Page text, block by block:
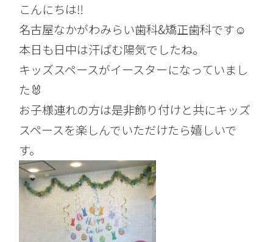
こんにちは‼︎
名古屋なかがわみらい歯科&矯正歯科です☺︎
本日も日中は汗ばむ陽気でしたね。
キッズスペースがイースターになっていまし
た🐰
お子様連れの方は是非飾り付けと共にキッズ
スペースを楽しんでいただけたら嬉しいで
す。